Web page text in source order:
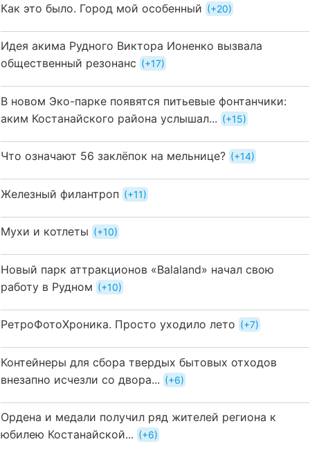
Как это было. Город мой особенный +20
Идея акима Рудного Виктора Ионенко вызвала
общественный резонанс
+17
В новом Эко-парке появятся питьевые фонтанчики:
аким Костанайского района услышал...
+15
Что означают 56 заклёпок на мельнице? +14
Железный филантроп +11
Мухи и котлеты +10
Новый парк аттракционов «Balaland» начал свою
работу в Рудном
+10
РетроФотоХроника. Просто уходило лето +7
Контейнеры для сбора твердых бытовых отходов
внезапно исчезли со двора...
+6
Ордена и медали получил ряд жителей региона к
юбилею Костанайской...
+6